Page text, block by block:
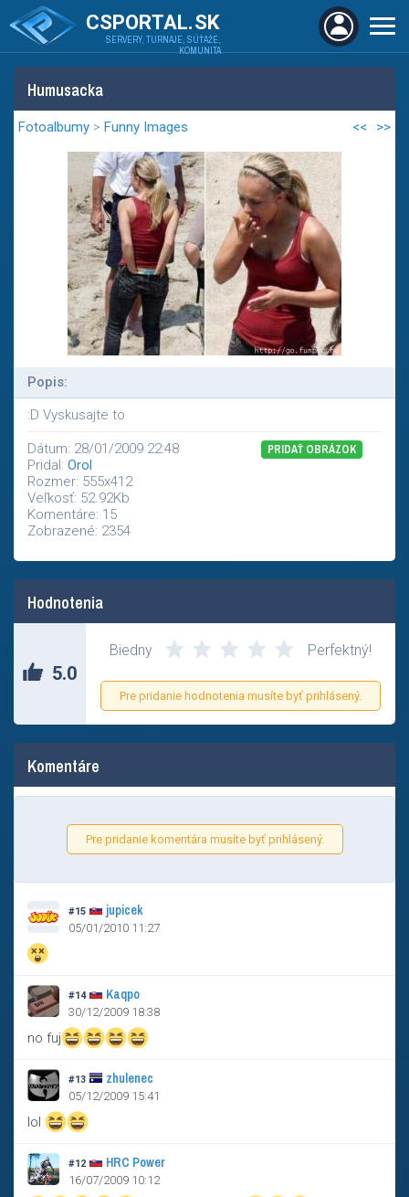
CSPORTAL.SK
SERVERY, TURNAJE, SÚŤAŽE,
KOMUNITA
Humusacka
Fotoalbumy > Funny Images << >>
Popis:
:D Vyskusajte to
Dátum: 28/01/2009 22:48
Pridal: Orol
Rozmer: 555x412
Veľkosť: 52.92Kb
Komentáre: 15
Zobrazené: 2354
PRIDAŤ OBRÁZOK
Hodnotenia
5.0
Biedny Perfektný!
Pre pridanie hodnotenia musíte byť prihlásený.
Komentáre
Pre pridanie komentára musíte byť prihlásený.
#15 jupicek
05/01/2010 11:27
#14 Kaqpo
30/12/2009 18:38
no fuj
#13 zhulenec
05/12/2009 15:41
lol
#12 HRC Power
16/07/2009 10:12